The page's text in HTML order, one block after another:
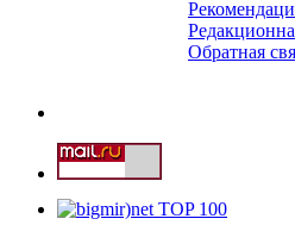
Обратная